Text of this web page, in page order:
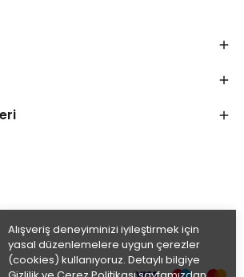
Alışveriş deneyiminizi iyileştirmek için
yasal düzenlemelere uygun çerezler
(cookies) kullanıyoruz. Detaylı bilgiye